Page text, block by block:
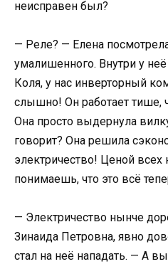
неисправен был?
— Реле? — Елена
умалишенного. Внутри у
Коля, у нас инверторный
слышно! Он работает тише,
Она просто выдернула
говорит? Она решила
электричество! Ценой
понимаешь, что это всё
— Электричество нынче
Зинаида Петровна, явно
стал на неё нападать. — А